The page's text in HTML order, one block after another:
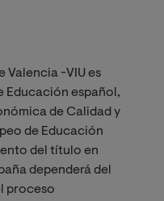
Valencia -VIU es
Educación español,
de Calidad y
de Educación
del título en
dependerá del
proceso